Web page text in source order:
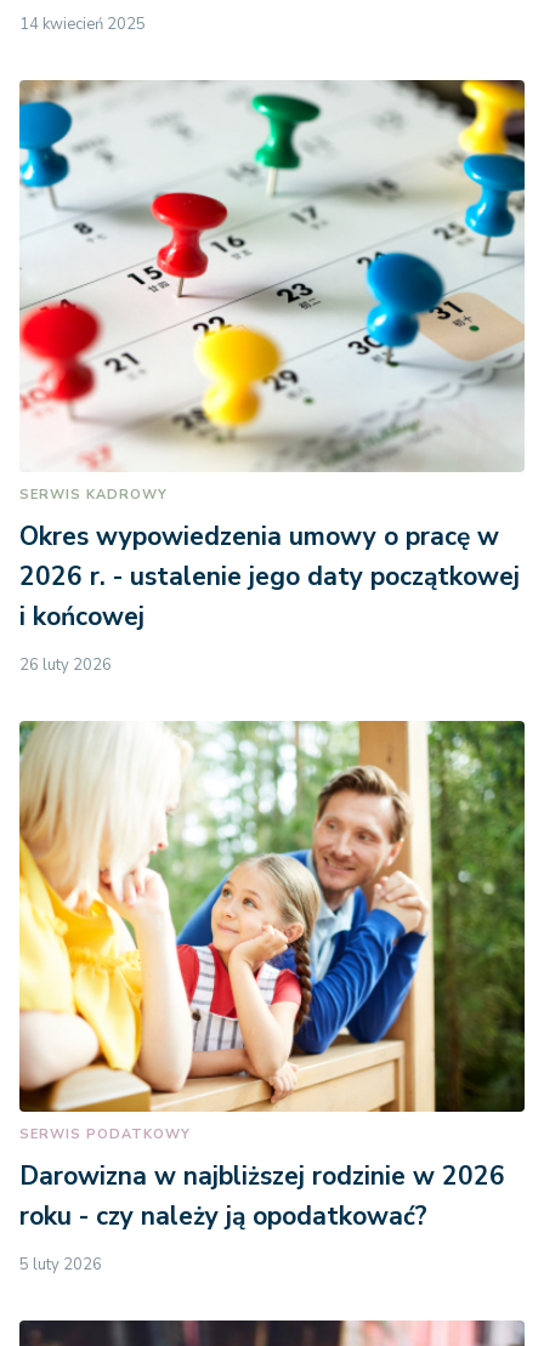
14 kwiecień 2025
SERWIS KADROWY
Okres wypowiedzenia umowy o pracę w
2026 r. - ustalenie jego daty początkowej
i końcowej
26 luty 2026
SERWIS PODATKOWY
Darowizna w najbliższej rodzinie w 2026
roku - czy należy ją opodatkować?
5 luty 2026